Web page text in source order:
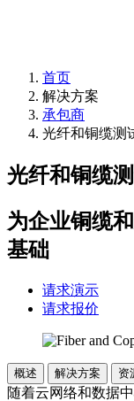
首页
解决方案
承包商
光纤和铜缆测
光纤和铜缆
为企业铜缆
基础
请求演示
请求报价
概述 解决方案 资
随着云网络和数据